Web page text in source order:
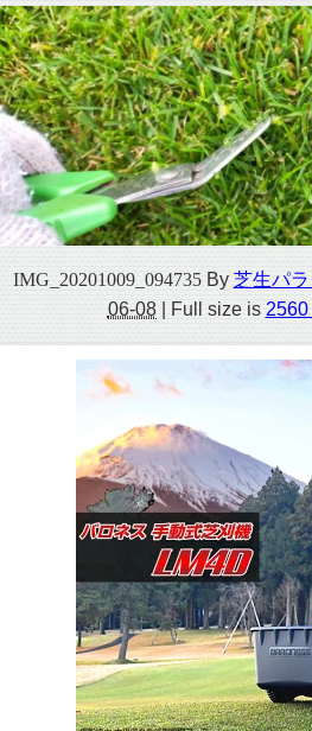
IMG_20201009_094735 By 芝生パラ
06-08 | Full size is 2560